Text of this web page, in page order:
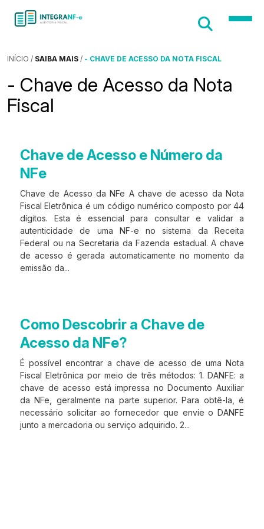
INÍCIO / SAIBA MAIS / - CHAVE DE ACESSO DA NOTA FISCAL
- Chave de Acesso da Nota
Fiscal
Chave de Acesso e Número da
NFe
Chave de Acesso da NFe A chave de acesso da Nota
Fiscal Eletrônica é um código numérico composto por 44
dígitos. Esta é essencial para consultar e validar a
autenticidade de uma NF-e no sistema da Receita
Federal ou na Secretaria da Fazenda estadual. A chave
de acesso é gerada automaticamente no momento da
emissão da...
Como Descobrir a Chave de
Acesso da NFe?
É possível encontrar a chave de acesso de uma Nota
Fiscal Eletrônica por meio de três métodos: 1. DANFE: a
chave de acesso está impressa no Documento Auxiliar
da NFe, geralmente na parte superior. Para obtê-la, é
necessário solicitar ao fornecedor que envie o DANFE
junto a mercadoria ou serviço adquirido. 2...